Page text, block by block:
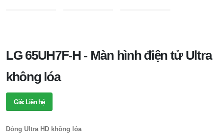
LG 65UH7F-H - Màn hình điện tử Ultra
không lóa
Giá: Liên hệ
Dòng Ultra HD không lóa